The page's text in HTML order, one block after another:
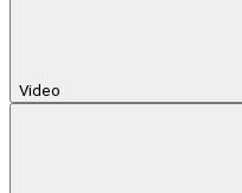
Video